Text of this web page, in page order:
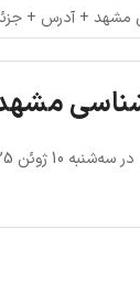
مشهد + آدرس +
شناسی
در سه‌شنبه 10 ژوئن 2025